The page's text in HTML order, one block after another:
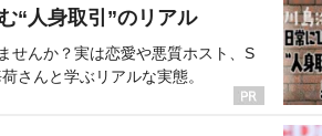
“人身取引”のリアル
せんか？実は恋愛や悪質ホスト、S
さんと学ぶリアルな実態。